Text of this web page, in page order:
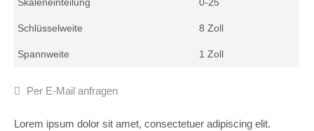
Skaleneinteilung 0-25
Schlüsselweite 8 Zoll
Spannweite 1 Zoll
Per E-Mail anfragen
Lorem ipsum dolor sit amet, consectetuer adipiscing elit.